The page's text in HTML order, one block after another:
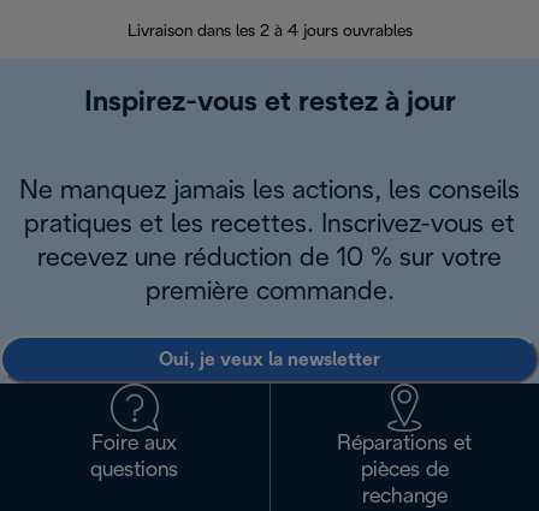
Livraison dans les 2 à 4 jours ouvrables
Inspirez-vous et restez à jour
Ne manquez jamais les actions, les conseils
pratiques et les recettes. Inscrivez-vous et
recevez une réduction de 10 % sur votre
première commande.
Oui, je veux la newsletter
Foire aux
questions
Réparations et
pièces de
rechange